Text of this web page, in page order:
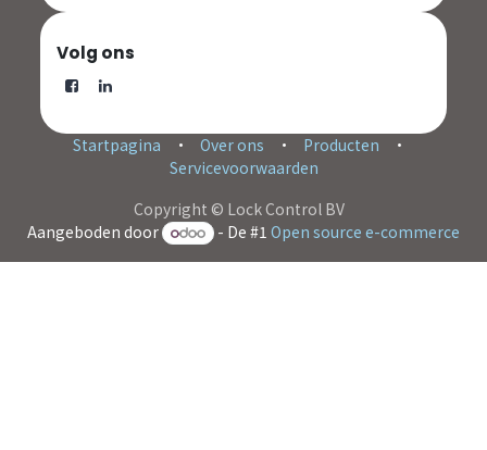
Volg ons
Startpagina • Over ons • Producten
•
Servicevoorwaarden
Copyright © Lock Control BV
Aangeboden door
- De #1Open source e-commerce